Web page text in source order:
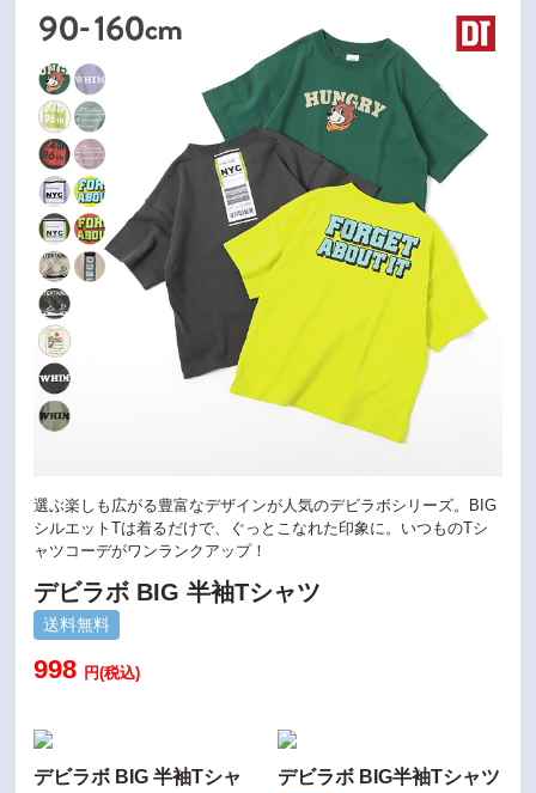
選ぶ楽しも広がる豊富なデザインが人気のデビラボシリーズ。BIG
シルエットTは着るだけで、ぐっとこなれた印象に。いつものTシ
ャツコーデがワンランクアップ！
デビラボ BIG 半袖Tシャツ
送料無料
998 円(税込)
デビラボ BIG 半袖Tシャ
デビラボ BIG半袖Tシャツ